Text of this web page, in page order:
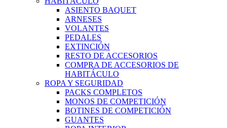
ASIENTO BAQUET
ARNESES
VOLANTES
PEDALES
EXTINCIÓN
RESTO DE ACCESORIOS
COMPRA DE ACCESORIOS DE
HABITÁCULO
ROPA Y SEGURIDAD
PACKS COMPLETOS
MONOS DE COMPETICIÓN
BOTINES DE COMPETICIÓN
GUANTES